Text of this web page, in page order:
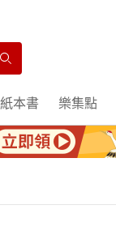
本書 樂集點